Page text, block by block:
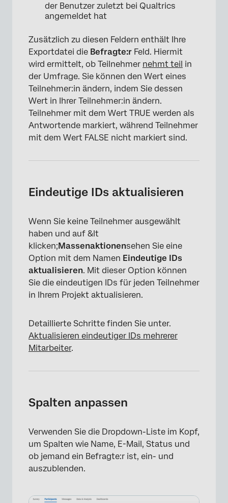
der Benutzer zuletzt bei Qualtrics
angemeldet hat
Zusätzlich zu diesen Feldern enthält Ihre
Exportdatei die Befragte:r Feld. Hiermit
wird ermittelt, ob Teilnehmer nehmt teil in
der Umfrage. Sie können den Wert eines
Teilnehmer:in ändern, indem Sie dessen
Wert in Ihrer Teilnehmer:in ändern.
Teilnehmer mit dem Wert TRUE werden als
Antwortende markiert, während Teilnehmer
mit dem Wert FALSE nicht markiert sind.
Eindeutige IDs aktualisieren
Wenn Sie keine Teilnehmer ausgewählt
haben und auf &lt
klicken; Massenaktionensehen Sie eine
Option mit dem Namen Eindeutige IDs
aktualisieren. Mit dieser Option können
Sie die eindeutigen IDs für jeden Teilnehmer
in Ihrem Projekt aktualisieren.
Detaillierte Schritte finden Sie unter.
Aktualisieren eindeutiger IDs mehrerer
Mitarbeiter.
Spalten anpassen
Verwenden Sie die Dropdown-Liste im Kopf,
um Spalten wie Name, E-Mail, Status und
ob jemand ein Befragte:r ist, ein- und
auszublenden.